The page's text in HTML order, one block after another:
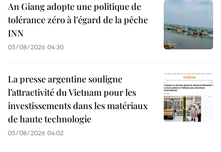
An Giang adopte une politique de
tolérance zéro à l’égard de la pêche
INN
05/08/2026 04:30
La presse argentine souligne
l’attractivité du Vietnam pour les
investissements dans les matériaux
de haute technologie
05/08/2026 04:02